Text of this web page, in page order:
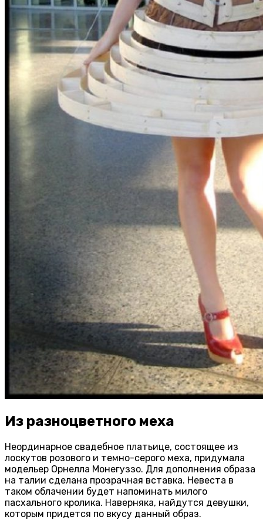
Из разноцветного меха
Неординарное свадебное платьице, состоящее из
лоскутов розового и темно-серого меха, придумала
модельер Орнелла Монегуззо. Для дополнения образа
на талии сделана прозрачная вставка. Невеста в
таком облачении будет напоминать милого
пасхального кролика. Наверняка, найдутся девушки,
которым придется по вкусу данный образ.